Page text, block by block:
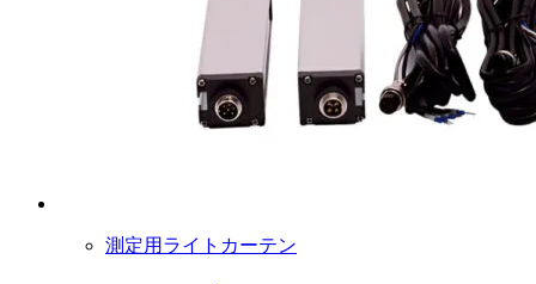
測定用ライトカーテン